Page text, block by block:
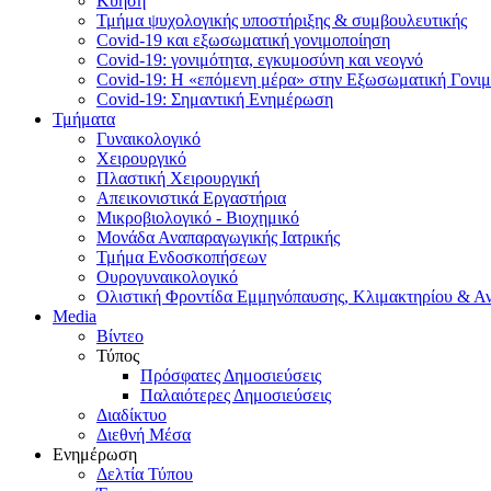
Τμήμα ψυχολογικής υποστήριξης & συμβουλευτικής
Covid-19 και εξωσωματική γονιμοποίηση
Covid-19: γονιμότητα, εγκυμοσύνη και νεογνό
Covid-19: Η «επόμενη μέρα» στην Εξωσωματική
Covid-19: Σημαντική Ενημέρωση
Τμήματα
Γυναικολογικό
Χειρουργικό
Πλαστική Χειρουργική
Απεικονιστικά Εργαστήρια
Μικροβιολογικό - Βιοχημικό
Μονάδα Αναπαραγωγικής Ιατρικής
Τμήμα Ενδοσκοπήσεων
Ουρογυναικολογικό
Ολιστική Φροντίδα Εμμηνόπαυσης, Κλιμακτηρίου &
Media
Βίντεο
Τύπος
Πρόσφατες Δημοσιεύσεις
Παλαιότερες Δημοσιεύσεις
Διαδίκτυο
Διεθνή Μέσα
Ενημέρωση
Δελτία Τύπου